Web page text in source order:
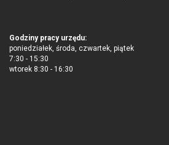
Godziny pracy urzędu:
poniedziałek, środa, czwartek, piątek
7:30 - 15:30
wtorek 8:30 - 16:30